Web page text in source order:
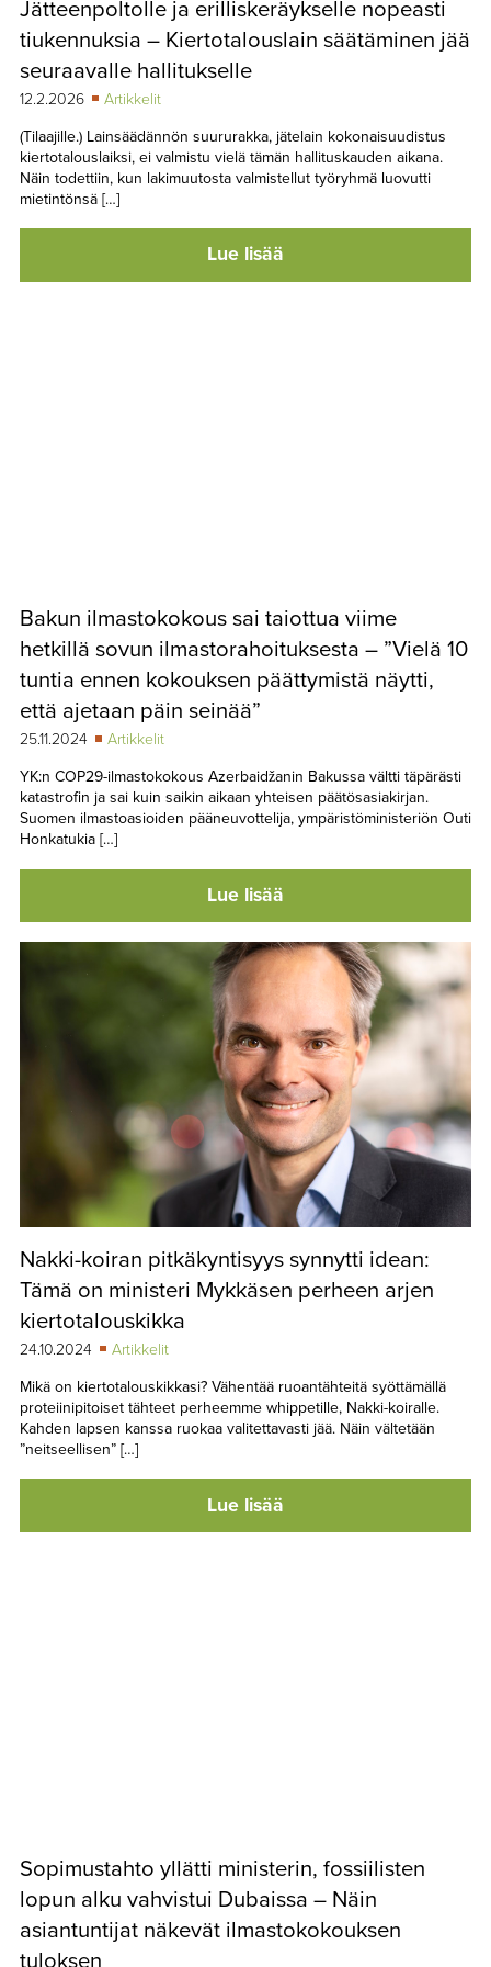
TAPAHTUMAT
YHTEYSTIEDOT
Jätteenpoltolle ja erilliskeräykselle nopeasti
tiukennuksia – Kiertotalouslain säätäminen jää
seuraavalle hallitukselle
12.2.2026
Artikkelit
(Tilaajille.) Lainsäädännön suururakka, jätelain kokonaisuudistus
kiertotalouslaiksi, ei valmistu vielä tämän hallituskauden aikana.
Näin todettiin, kun lakimuutosta valmistellut työryhmä luovutti
mietintönsä […]
Lue lisää
Bakun ilmastokokous sai taiottua viime
hetkillä sovun ilmastorahoituksesta – ”Vielä 10
tuntia ennen kokouksen päättymistä näytti,
että ajetaan päin seinää”
25.11.2024
Artikkelit
YK:n COP29-ilmastokokous Azerbaidžanin Bakussa vältti täpärästi
katastrofin ja sai kuin saikin aikaan yhteisen päätösasiakirjan.
Suomen ilmastoasioiden pääneuvottelija, ympäristöministeriön Outi
Honkatukia […]
Lue lisää
Nakki-koiran pitkäkyntisyys synnytti idean:
Tämä on ministeri Mykkäsen perheen arjen
kiertotalouskikka
24.10.2024
Artikkelit
Mikä on kiertotalouskikkasi? Vähentää ruoantähteitä syöttämällä
proteiinipitoiset tähteet perheemme whippetille, Nakki-koiralle.
Kahden lapsen kanssa ruokaa valitettavasti jää. Näin vältetään
”neitseellisen” […]
Lue lisää
Sopimustahto yllätti ministerin, fossiilisten
lopun alku vahvistui Dubaissa – Näin
asiantuntijat näkevät ilmastokokouksen
tuloksen